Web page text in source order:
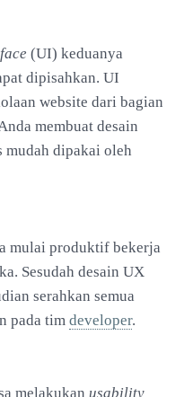
(UI) keduanya
dipisahkan. UI
website dari bagian
membuat desain
dipakai oleh
mulai produktif bekerja
Sesudah desain UX
serahkan semua
pada tim developer.
melakukan usability